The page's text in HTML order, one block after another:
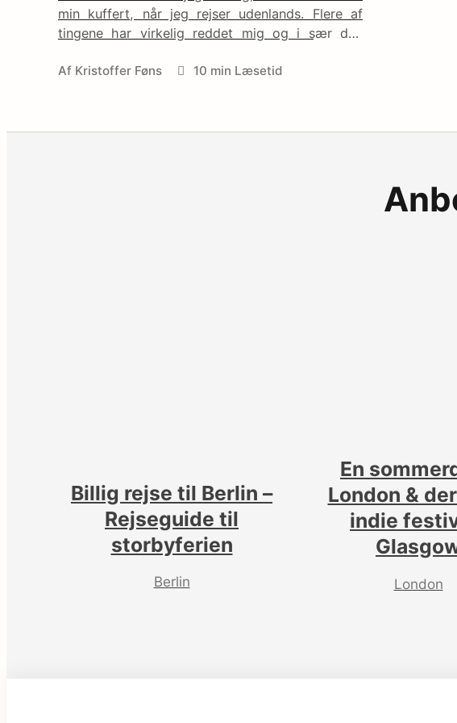
min kuffert, når jeg rejser udenlands. Flere af
tingene har virkelig reddet mig og i sær den
Af Kristoffer Føns 10 min Læsetid
Billig rejse til Berlin –
Rejseguide til
storbyferien
Berlin
En
London &
indie
London